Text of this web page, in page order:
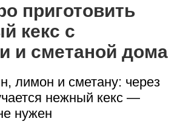
приготовить
кекс с
и сметаной дома
лимон и сметану: через
нежный кекс —
нужен